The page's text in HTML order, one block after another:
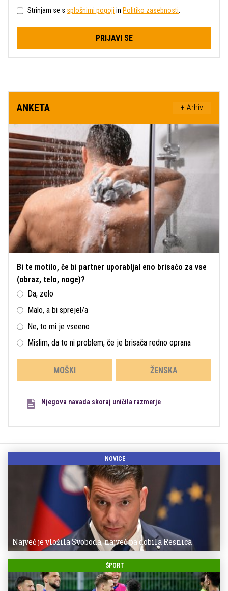
Strinjam se s splošnimi pogoji in Politiko zasebnosti.
PRIJAVI SE
ANKETA + Arhiv
Bi te motilo, če bi partner uporabljal eno brisačo za vse
(obraz, telo, noge)?
Da, zelo
Malo, a bi sprejel/a
Ne, to mi je vseeno
Mislim, da to ni problem, če je brisača redno oprana
MOŠKI ŽENSKA
Njegova navada skoraj uničila razmerje
NOVICE
Največ je vložila Svoboda, največ pa dobila Resnica
ŠPORT